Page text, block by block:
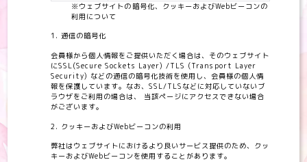
※ウェブサイトの暗号化、クッキーおよびWebビーコンの
利用について
通信の暗号化
会員様から個人情報をご提供いただく場合は、そのウェブサイト
にSSL(Secure Sockets Layer) /TLS (Transport Layer
Security) などの通信の暗号化技術を使用し、会員様の個人情
報を保護しています。なお、SSL/TLSなどに対応していないブ
ラウザをご利用の場合は、 当該ページにアクセスできない場合
がございます。
クッキーおよびWebビーコンの利用
弊社はウェブサイトにおけるより良いサービス提供のため、クッ
キーおよびWebビーコンを使用することがあります。